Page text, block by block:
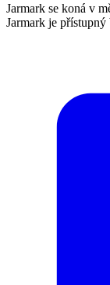
Jarmark se koná v
Jarmark je